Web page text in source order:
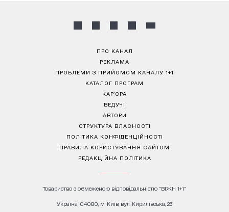
ПРО КАНАЛ
РЕКЛАМА
ПРОБЛЕМИ З ПРИЙОМОМ КАНАЛУ 1+1
КАТАЛОГ ПРОГРАМ
КАР’ЄРА
ВЕДУЧІ
АВТОРИ
СТРУКТУРА ВЛАСНОСТІ
ПОЛІТИКА КОНФІДЕНЦІЙНОСТІ
ПРАВИЛА КОРИСТУВАННЯ САЙТОМ
РЕДАКЦІЙНА ПОЛІТИКА
Товариство з обмеженою відповідальністю "ВІЖН 1+1"
Україна, 04080, м. Київ, вул. Кирилівська, 23